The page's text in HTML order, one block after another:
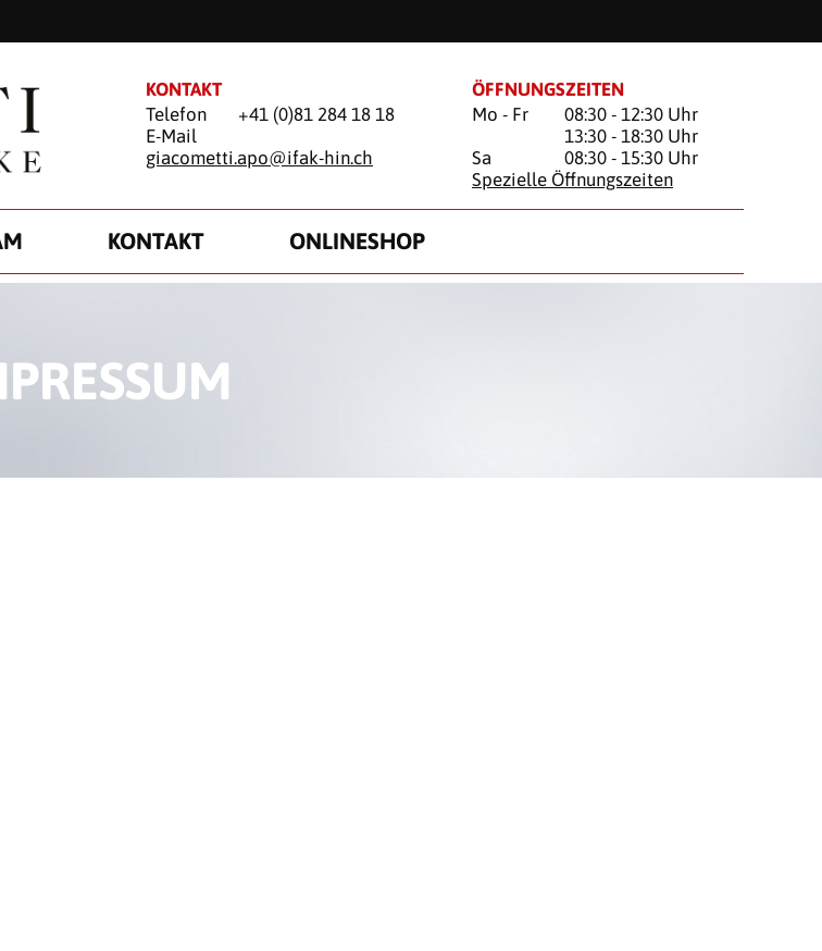
KONTAKT
Telefon
+41 (0)81 284 18 18
E-Mail
giacometti.apo@ifak-hin.ch
ÖFFNUNGSZEITEN
Mo - Fr
08:30 - 12:30 Uhr
13:30 - 18:30 Uhr
Sa
08:30 - 15:30 Uhr
Spezielle Öffnungszeiten
KONTAKT ONLINESHOP